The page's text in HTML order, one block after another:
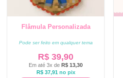
Flâmula Personalizada
Pode ser feito em qualquer tema
R$ 39,90
Em até 3x de R$ 13,30
R$37,91 no pix